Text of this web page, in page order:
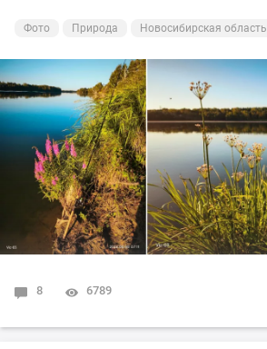
Фото Природа Новосибирская область
8 6789